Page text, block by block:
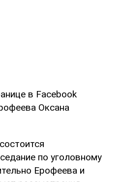
в Facebook
Оксана
по уголовному
Ерофеева и